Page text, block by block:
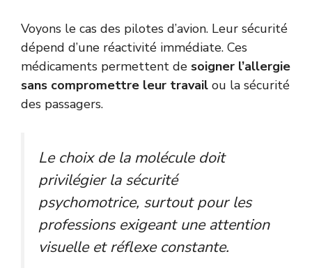
Voyons le cas des pilotes d’avion. Leur sécurité
dépend d’une réactivité immédiate. Ces
médicaments permettent de soigner l’allergie
sans compromettre leur travail ou la sécurité
des passagers.
Le choix de la molécule doit
privilégier la sécurité
psychomotrice, surtout pour les
professions exigeant une attention
visuelle et réflexe constante.